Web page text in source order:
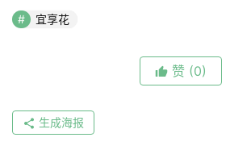
宜享花
赞 (0)
生成海报